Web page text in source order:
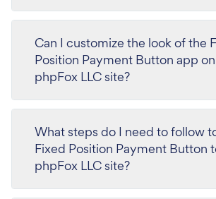
Can I customize the look of the
Position Payment Button app
phpFox LLC site?
What steps do I need to follow
Fixed Position Payment Button
phpFox LLC site?